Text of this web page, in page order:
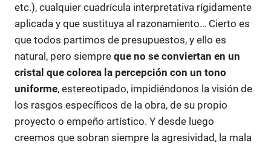
etc.), cualquier cuadrícula interpretativa rígidamente
aplicada y que sustituya al razonamiento… Cierto es
que todos partimos de presupuestos, y ello es
natural, pero siempre que no se conviertan en un
cristal que colorea la percepción con un tono
uniforme, estereotipado, impidiéndonos la visión de
los rasgos específicos de la obra, de su propio
proyecto o empeño artístico. Y desde luego
creemos que sobran siempre la agresividad, la mala